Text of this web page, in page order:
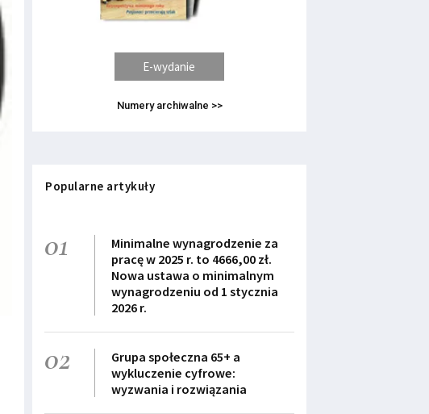
E-wydanie
Numery archiwalne >>
Popularne artykuły
01
Minimalne wynagrodzenie za
pracę w 2025 r. to 4666,00 zł.
Nowa ustawa o minimalnym
wynagrodzeniu od 1 stycznia
2026 r.
02
Grupa społeczna 65+ a
wykluczenie cyfrowe:
wyzwania i rozwiązania